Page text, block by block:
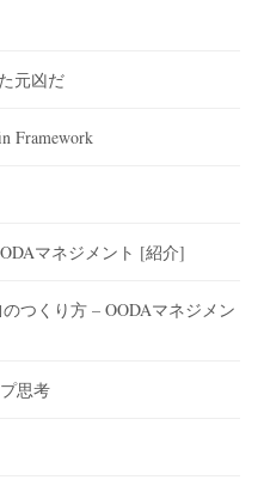
元凶だ
Framework
マネジメント [紹介]
つくり方 – OODAマネジメン
思考